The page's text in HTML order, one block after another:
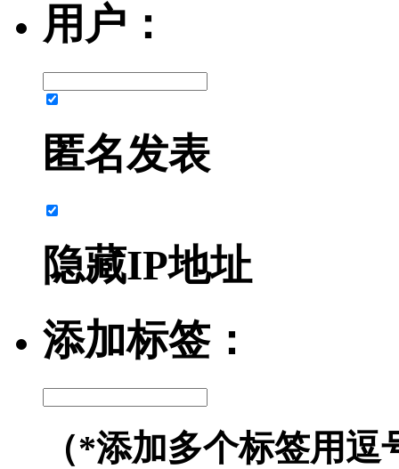
用户：
匿名发表
隐藏IP地址
添加标签：
（*添加多个标签用逗